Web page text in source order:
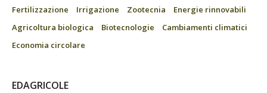
Fertilizzazione
Irrigazione Zootecnia
Energie rinnovabili
Agricoltura biologica
Biotecnologie
Cambiamenti climatici
Economia circolare
EDAGRICOLE